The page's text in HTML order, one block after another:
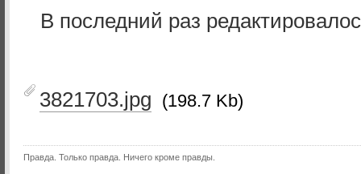
В последний раз
3821703.jpg (198.7 Kb)
Правда. Только правда. Ничего кроме правды.